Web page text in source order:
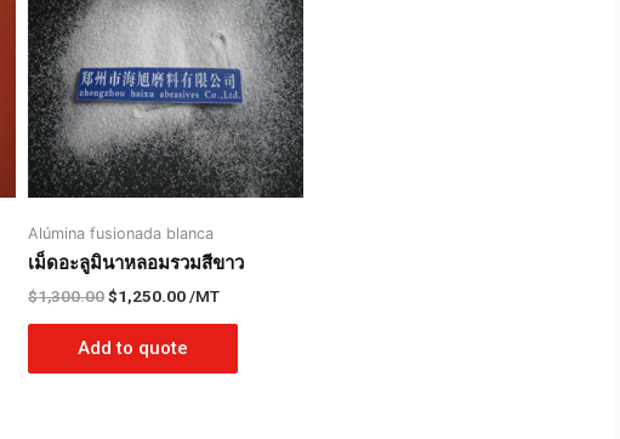
Alúmina fusionada blanca
เม็ดอะลูมินาหลอมรวมสีขาว
$1,300.00$1,250.00/MT
Add to quote